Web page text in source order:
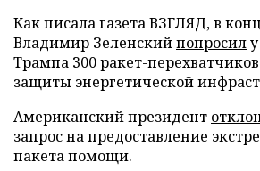
Как писала газета ВЗГЛЯД, в
Владимир Зеленскийпопросил
Трампа 300 ракет-
защиты энергетической
Американский президент
запрос на предоставление
пакета помощи.